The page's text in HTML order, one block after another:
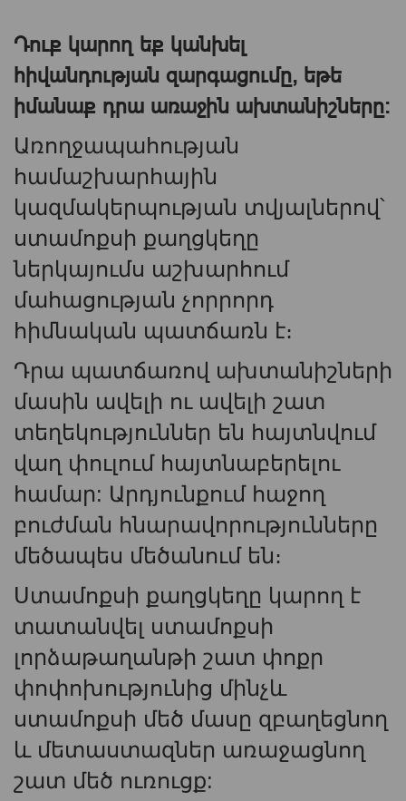
Դուք կարող եք կանխել
հիվանդության զարգացումը, եթե
իմանաք դրա առաջին ախտանիշները:
Առողջապահության
համաշխարհային
կազմակերպության տվյալներով՝
ստամոքսի քաղցկեղը
ներկայումս աշխարհում
մահացության չորրորդ
հիմնական պատճառն է։
Դրա պատճառով ախտանիշների
մասին ավելի ու ավելի շատ
տեղեկություններ են հայտնվում
վաղ փուլում հայտնաբերելու
համար: Արդյունքում հաջող
բուժման հնարավորությունները
մեծապես մեծանում են։
Ստամոքսի քաղցկեղը կարող է
տատանվել ստամոքսի
լորձաթաղանթի շատ փոքր
փոփոխությունից մինչև
ստամոքսի մեծ մասը զբաղեցնող
և մետաստազներ առաջացնող
շատ մեծ ուռուցք: